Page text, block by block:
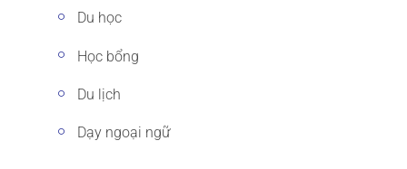
Du học
Học bổng
Du lịch
Dạy ngoại ngữ